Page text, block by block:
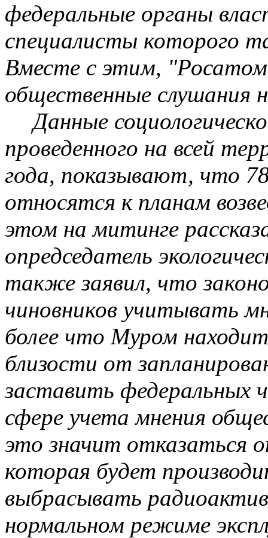
федеральные органы
специалисты которого
Вместе с этим, "Росатом
общественные слушания
Данные
проведенного на всей
года, показывают, что
относятся к планам
этом на митинге
опредседатель
также заявил, что
чиновников учитывать
более что Муром
близости от
заставить федеральных
сфере учета мнения
это значит отказаться
которая будет
выбрасывать
нормальном режиме